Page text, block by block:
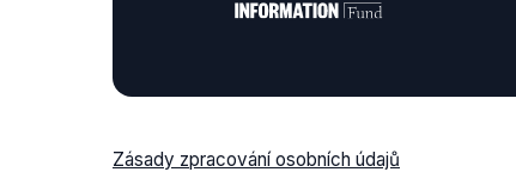
Zásady zpracování osobních údajů